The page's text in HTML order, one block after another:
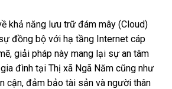
khả năng lưu trữ đám mây (Cloud)
đồng bộ với hạ tầng Internet cáp
giải pháp này mang lại sự an tâm
đình tại Thị xã Ngã Năm cũng như
cận, đảm bảo tài sản và người thân